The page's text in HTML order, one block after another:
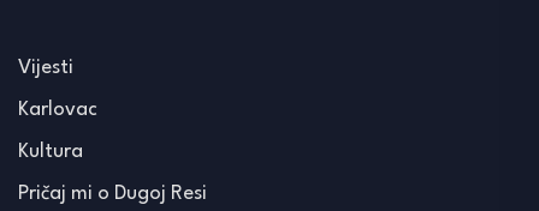
Vijesti
Karlovac
Kultura
Pričaj mi o Dugoj Resi